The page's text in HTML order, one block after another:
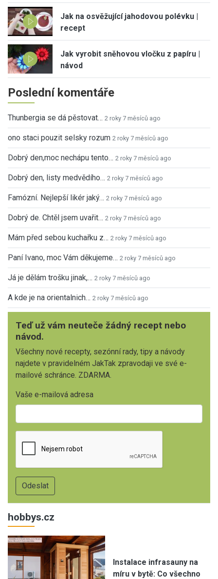
Jak na osvěžující jahodovou polévku |
recept
Jak vyrobit sněhovou vločku z papíru |
návod
Poslední komentáře
Thunbergia se dá pěstovat… 2 roky 7 měsíců ago
ono staci pouzit selsky rozum 2 roky 7 měsíců ago
Dobrý den,moc nechápu tento… 2 roky 7 měsíců ago
Dobrý den, listy medvědího… 2 roky 7 měsíců ago
Famózní. Nejlepší likér jaký… 2 roky 7 měsíců ago
Dobrý de. Chtěl jsem uvařit… 2 roky 7 měsíců ago
Mám před sebou kuchařku z… 2 roky 7 měsíců ago
Paní Ivano, moc Vám děkujeme… 2 roky 7 měsíců ago
Já je dělám trošku jinak,… 2 roky 7 měsíců ago
A kde je na orientalnich… 2 roky 7 měsíců ago
Teď už vám neuteče žádný recept nebo
návod.
Všechny nové recepty, sezónní rady, tipy a návody
najdete v pravidelném JakTak zpravodaji ve své e-
mailové schránce. ZDARMA.
Vaše e-mailová adresa
hobbys.cz
Instalace infrasauny na
míru v bytě: Co všechno